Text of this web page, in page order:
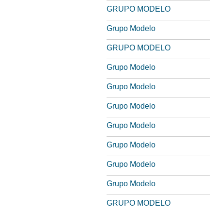
GRUPO MODELO
Grupo Modelo
GRUPO MODELO
Grupo Modelo
Grupo Modelo
Grupo Modelo
Grupo Modelo
Grupo Modelo
Grupo Modelo
Grupo Modelo
GRUPO MODELO